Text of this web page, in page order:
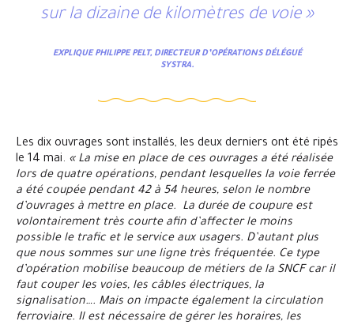
sur la dizaine de kilomètres de voie »
EXPLIQUE PHILIPPE PELT, DIRECTEUR D’OPÉRATIONS DÉLÉGUÉ
SYSTRA.
Les dix ouvrages sont installés, les deux derniers ont été ripés
le 14 mai. « La mise en place de ces ouvrages a été réalisée
lors de quatre opérations, pendant lesquelles la voie ferrée
a été coupée pendant 42 à 54 heures, selon le nombre
d’ouvrages à mettre en place. La durée de coupure est
volontairement très courte afin d’affecter le moins
possible le trafic et le service aux usagers. D’autant plus
que nous sommes sur une ligne très fréquentée. Ce type
d’opération mobilise beaucoup de métiers de la SNCF car il
faut couper les voies, les câbles électriques, la
signalisation…. Mais on impacte également la circulation
ferroviaire. Il est nécessaire de gérer les horaires, les